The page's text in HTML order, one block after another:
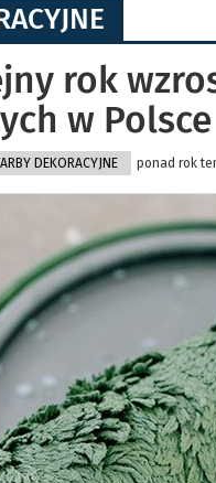
rok
w Polsce
DEKORACYJNE ponad rok